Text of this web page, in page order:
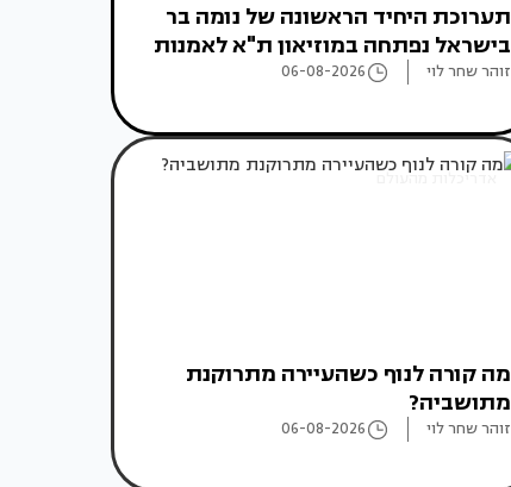
תערוכת היחיד הראשונה של נומה בר
בישראל נפתחה במוזיאון ת"א לאמנות
זוהר שחר לוי 06-08-2026
אדריכלות מהעולם
מה קורה לנוף כשהעיירה מתרוקנת
מתושביה?
זוהר שחר לוי 06-08-2026